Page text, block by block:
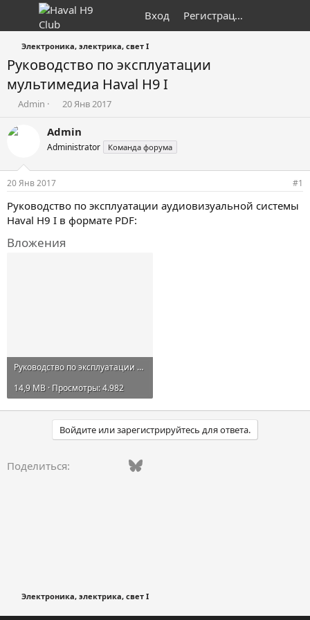
Вход Регистрация
Электроника, электрика, свет I
Руководство по эксплуатации
мультимедиа Haval H9 I
А
т
т
е
м
ы
Admin
Д
т
а
н
а
л
20 Янв 2017
Admin
Administrator Команда форума
20 Янв 2017 #1
Руководство по эксплуатации аудиовизуальной сиcтемы
Haval H9 I в формате PDF:
Вложения
Руководство по эксплуатации мультимедиа Haval H9 2020.pdf
14,9 MB · Просмотры: 4.982
Войдите или зарегистрируйтесь для ответа.
Поделиться: Vkontakte
FacebookBluesky
Электроника, электрика, свет I